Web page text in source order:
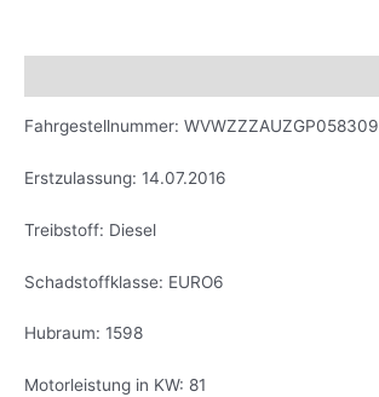
Fahrgestellnummer: WVWZZZAUZGP058309
Erstzulassung: 14.07.2016
Treibstoff: Diesel
Schadstoffklasse: EURO6
Hubraum: 1598
Motorleistung in KW: 81